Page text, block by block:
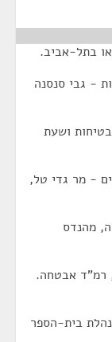
בתל-אביב.
- גבי סנסנה
ושעת
- מר גדי טל,
מהנדס
רמ"ד אבטחה.
בית-הספר